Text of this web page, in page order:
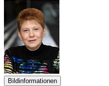
Bildinformationen